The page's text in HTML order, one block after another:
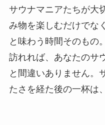
サウナマニアたちが大
み物を楽しむだけでな
と味わう時間そのもの
訪れれば、あなたのサ
と間違いありません。
たさを経た後の一杯は